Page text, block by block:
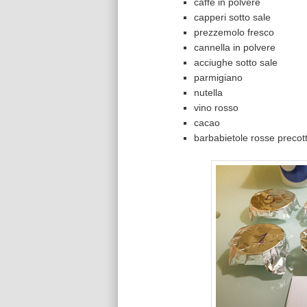
capperi sotto sale
prezzemolo fresco
cannella in polvere
acciughe sotto sale
parmigiano
nutella
vino rosso
cacao
barbabietole rosse